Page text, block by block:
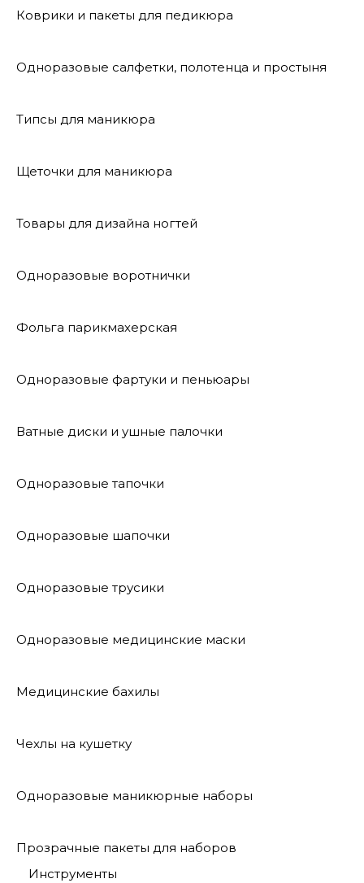
Коврики и пакеты для педикюра
Одноразовые салфетки, полотенца и простыня
Типсы для маникюра
Щеточки для маникюра
Товары для дизайна ногтей
Одноразовые воротнички
Фольга парикмахерская
Одноразовые фартуки и пеньюары
Ватные диски и ушные палочки
Одноразовые тапочки
Одноразовые шапочки
Одноразовые трусики
Одноразовые медицинские маски
Медицинские бахилы
Чехлы на кушетку
Одноразовые маникюрные наборы
Прозрачные пакеты для наборов
Инструменты